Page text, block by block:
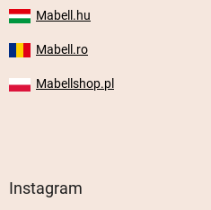
Mabell.hu
Mabell.ro
Mabellshop.pl
Instagram